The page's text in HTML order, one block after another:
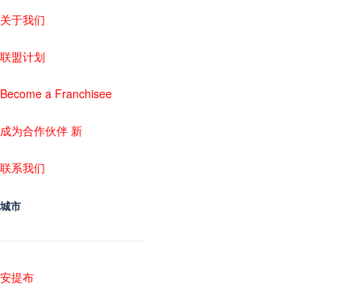
关于我们
联盟计划
Become a Franchisee
成为合作伙伴 新
联系我们
城市
安提布